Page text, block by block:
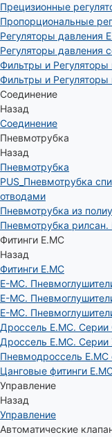
Прецизионные
Пропорциональные
Регуляторы давления
Регуляторы давления
Фильтры и Регуляторы
Фильтры и Регуляторы
Соединение
Назад
Соединение
Пневмотрубка
Назад
Пневмотрубка
PUS_Пневмотрубка
отводами
Пневмотрубка из
Пневмотрубка рилсан.
Фитинги E.MC
Назад
Фитинги E.MC
E-MC.
E-MC.
E-MC.
Дроссель E.MC. Серии
Дроссель E.MC. Серии
Пневмодроссель
Цанговые фитинги
Управление
Назад
Управление
Автоматические